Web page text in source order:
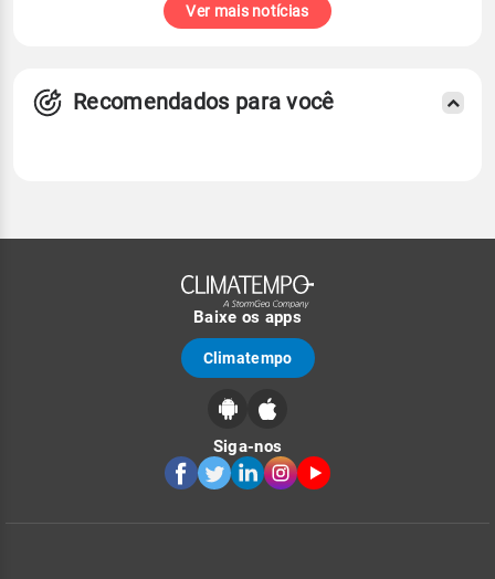
Ver mais notícias
Recomendados para você
Baixe os apps
Climatempo
Siga-nos